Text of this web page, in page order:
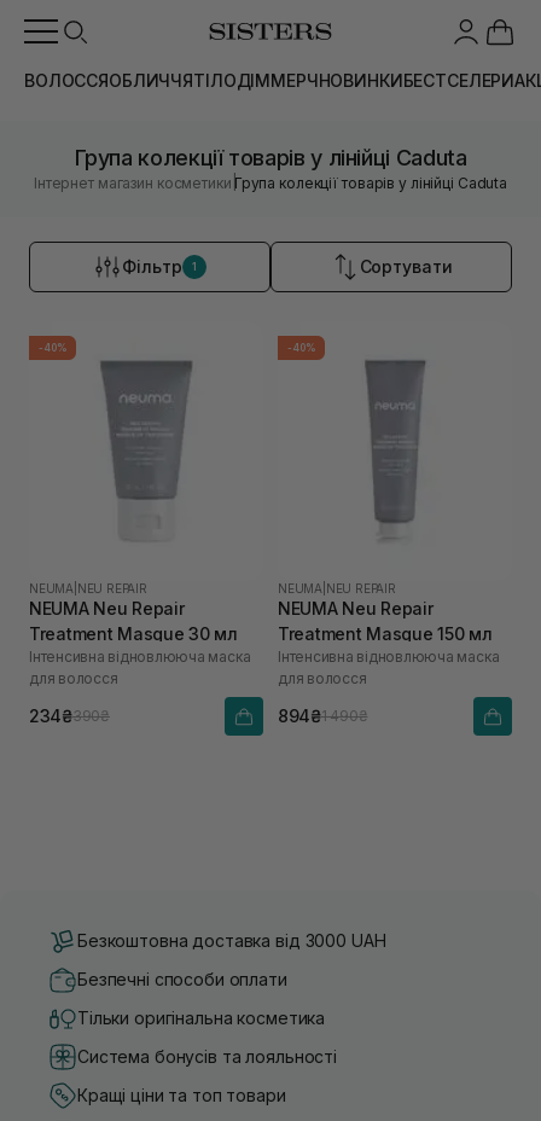
ВОЛОССЯОБЛИЧЧЯТІЛОДІММЕРЧНОВИНКИБЕСТСЕЛЕРИ
Група колекції товарів у лінійці Caduta
Інтернет магазин косметики |Група колекції товарів у лінійці Caduta
Фільтр 1 Сортувати
-40%
NEUMA NEU REPAIR
NEUMA Neu Repair
Treatment Masque 30 мл
Інтенсивна відновлююча маска
для волосся
234₴390₴
-40%
NEUMA NEU REPAIR
NEUMA Neu Repair
Treatment Masque 150 мл
Інтенсивна відновлююча маска
для волосся
894₴1 490₴
Безкоштовна доставка від 3000 UAH
Безпечні способи оплати
Тільки оригінальна косметика
Система бонусів та лояльності
Кращі ціни та топ товари